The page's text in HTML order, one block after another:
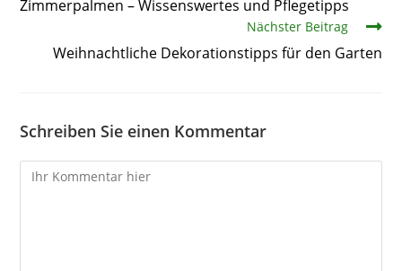
Zimmerpalmen – Wissenswertes und Pflegetipps
Nächster Beitrag
Weihnachtliche Dekorationstipps für den Garten
Schreiben Sie einen Kommentar
Kommentare